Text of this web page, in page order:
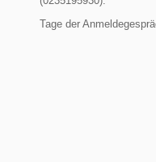
Tage der